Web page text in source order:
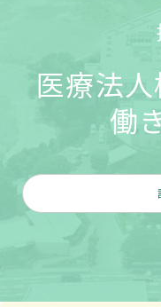
医療法
働